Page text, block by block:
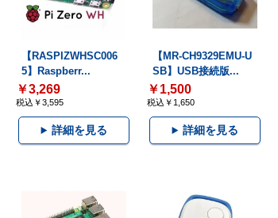
【RASPIZWHSC006
5】Raspberr...
￥3,269
税込￥3,595
詳細を見る
【MR-CH9329EMU-U
SB】USB接続版...
￥1,500
税込￥1,650
詳細を見る